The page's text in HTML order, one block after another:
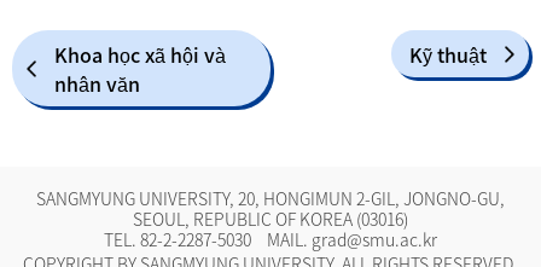
Khoa học xã hội và
nhân văn
Kỹ thuật
SANGMYUNG UNIVERSITY, 20, HONGIMUN 2-GIL, JONGNO-GU,
SEOUL, REPUBLIC OF KOREA (03016)
TEL. 82-2-2287-5030 MAIL. grad@smu.ac.kr